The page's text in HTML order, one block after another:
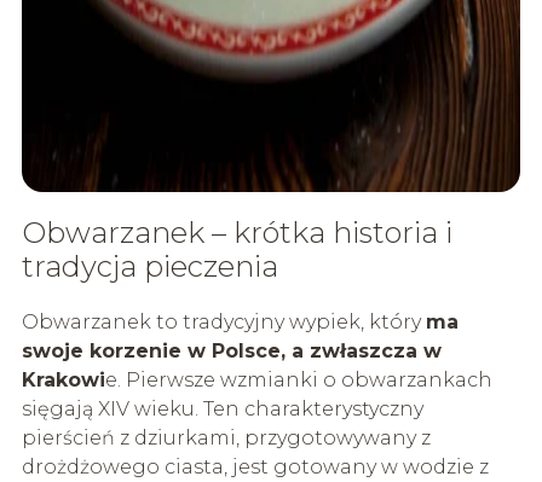
Obwarzanek – krótka historia i
tradycja pieczenia
Obwarzanek to tradycyjny wypiek, który ma
swoje korzenie w Polsce, a zwłaszcza w
Krakowie. Pierwsze wzmianki o obwarzankach
sięgają XIV wieku. Ten charakterystyczny
pierścień z dziurkami, przygotowywany z
drożdżowego ciasta, jest gotowany w wodzie z